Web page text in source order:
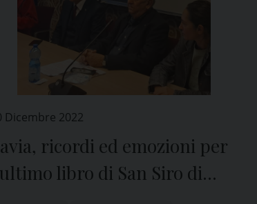
Dicembre 2022
ricordi ed emozioni per
libro di San Siro di